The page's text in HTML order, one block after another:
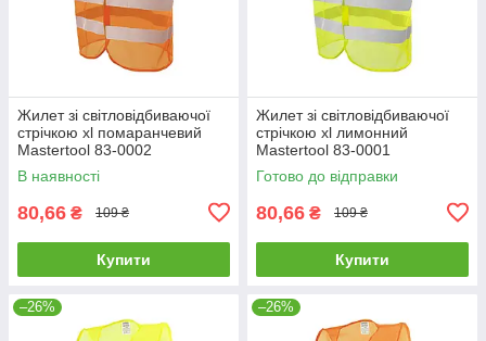
Жилет зі світловідбиваючої
стрічкою xl помаранчевий
Mastertool 83-0002
В наявності
80,66 ₴ 109 ₴
Купити
Жилет зі світловідбиваючої
стрічкою xl лимонний
Mastertool 83-0001
Готово до відправки
80,66 ₴ 109 ₴
Купити
–26% –26%